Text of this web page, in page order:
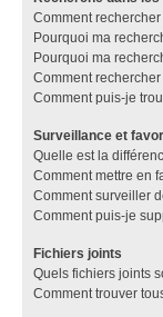
Comment
Pourquoi ma
Pourquoi ma
Comment
Comment puis-je
Surveillance et
Quelle est la
Comment mettre en
Comment surveiller
Comment puis-je
Fichiers joints
Quels fichiers joints
Comment trouver